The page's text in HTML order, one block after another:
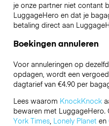
je onze partner niet contant
LuggageHero en dat je
betaling direct aan
Boekingen annuleren
Voor annuleringen op
opdagen, wordt een
dagtarief van €4.90 per
Lees waarom KnockKnock
bewaren met LuggageHero.
York Times, Lonely Planeten